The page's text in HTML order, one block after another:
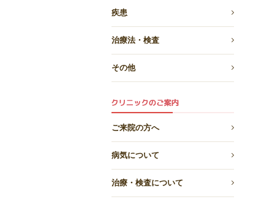
疾患
治療法・検査
その他
ご来院の方へ
病気について
治療・検査について